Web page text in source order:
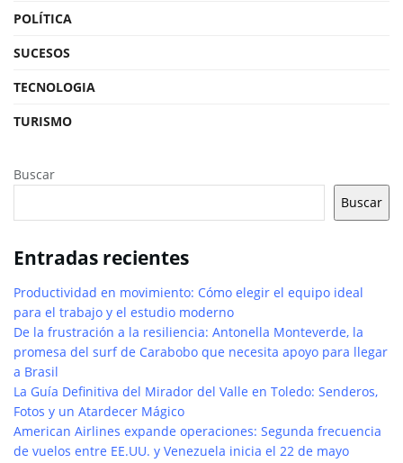
POLÍTICA
SUCESOS
TECNOLOGIA
TURISMO
Buscar
Buscar
Entradas recientes
Productividad en movimiento: Cómo elegir el equipo ideal
para el trabajo y el estudio moderno
De la frustración a la resiliencia: Antonella Monteverde, la
promesa del surf de Carabobo que necesita apoyo para llegar
a Brasil
La Guía Definitiva del Mirador del Valle en Toledo: Senderos,
Fotos y un Atardecer Mágico
American Airlines expande operaciones: Segunda frecuencia
de vuelos entre EE.UU. y Venezuela inicia el 22 de mayo